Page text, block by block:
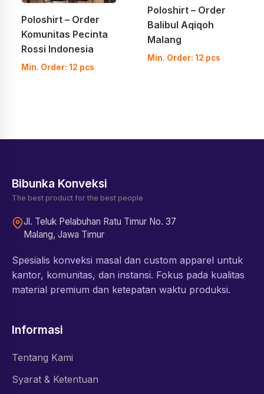
Poloshirt – Order
Komunitas Pecinta
Rossi Indonesia
Min. Order: 12 pcs
Poloshirt – Order
Balibul Aqiqoh
Malang
Min. Order: 12 pcs
Bibunka Konveksi
The best product for the best people
Jl. Teluk Pelabuhan Ratu Timur No. 37
Malang, Jawa Timur
Spesialis konveksi masal dan custom apparel untuk
kantor, komunitas, dan instansi. Fokus pada kualitas
material premium dan ketepatan waktu produksi.
Informasi
Tentang Kami
Syarat & Ketentuan